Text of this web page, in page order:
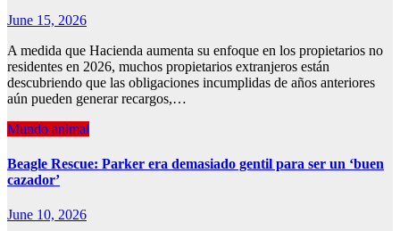
June 15, 2026
A medida que Hacienda aumenta su enfoque en los propietarios no
residentes en 2026, muchos propietarios extranjeros están
descubriendo que las obligaciones incumplidas de años anteriores
aún pueden generar recargos,…
Mundo animal
Beagle Rescue: Parker era demasiado gentil para ser un ‘buen
cazador’
June 10, 2026